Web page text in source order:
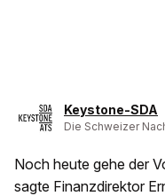
Keystone-SDA
Die Schweizer
Noch heute gehe der
sagte Finanzdirektor